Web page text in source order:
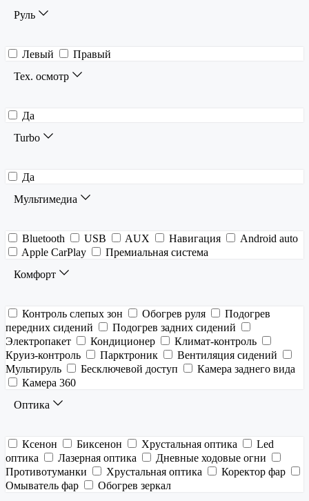
Руль
Левый
Правый
Тех. осмотр
Да
Turbo
Да
Мультимедиа
Bluetooth USB AUX Навигация
Android auto
Apple CarPlay
Премиальная система
Комфорт
Контроль слепых зон Обогрев руля
Подогрев
передних сидений
Подогрев задних сидений
Электропакет
Кондиционер
Климат-контроль
Круиз-контроль
Парктроник
Вентиляция сидений
Мультируль
Бесключевой доступ
Камера заднего вида
Камера 360
Оптика
Ксенон Биксенон Хрустальная оптика
Led
оптика
Лазерная оптика
Дневные ходовые огни
Противотуманки
Хрустальная оптика
Коректор фар
Омыватель фар
Обогрев зеркал